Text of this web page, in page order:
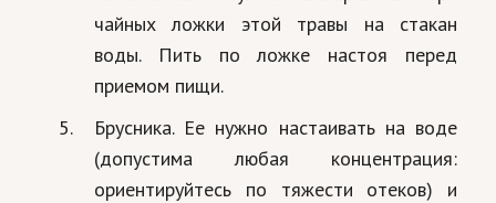
чайных ложки этой травы на стакан
воды. Пить по ложке настоя перед
приемом пищи.
Брусника. Ее нужно настаивать на воде
(допустима любая концентрация:
ориентируйтесь по тяжести отеков) и